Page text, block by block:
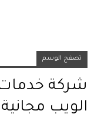
تصفح الوسم
شركة
الويب مجانية